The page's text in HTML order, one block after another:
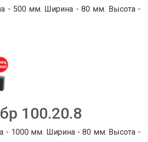
- 500 мм. Ширина - 80 мм. Высота -
100.20.8
- 1000 мм. Ширина - 80 мм. Высота -